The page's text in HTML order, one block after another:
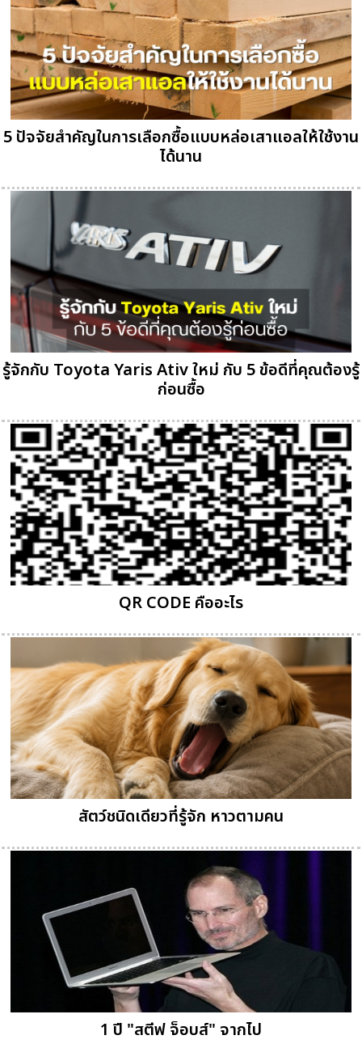
5 ปัจจัยสำคัญในการเลือกซื้อแบบหล่อเสาแอลให้ใช้งาน
ได้นาน
รู้จักกับ Toyota Yaris Ativ ใหม่ กับ 5 ข้อดีที่คุณต้องรู้
ก่อนซื้อ
QR CODE คืออะไร
สัตว์ชนิดเดียวที่รู้จัก หาวตามคน
1 ปี "สตีฟ จ็อบส์" จากไป